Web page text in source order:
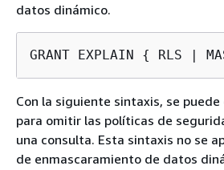
datos dinámico.
GRANT EXPLAIN { RLS |
Con la siguiente sintaxis, se
para omitir las políticas de
una consulta. Esta sintaxis no se
de enmascaramiento de datos